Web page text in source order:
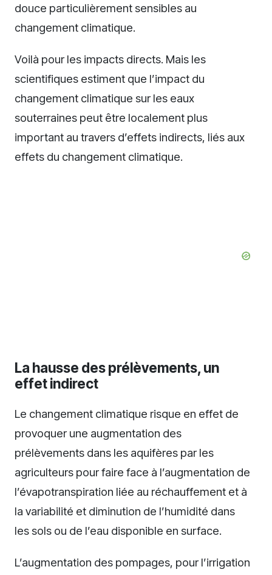
douce particulièrement sensibles au
changement climatique.
Voilà pour les impacts directs. Mais les
scientifiques estiment que l’impact du
changement climatique sur les eaux
souterraines peut être localement plus
important au travers d’effets indirects, liés aux
effets du changement climatique.
La hausse des prélèvements, un
effet indirect
Le changement climatique risque en effet de
provoquer une augmentation des
prélèvements dans les aquifères par les
agriculteurs pour faire face à l’augmentation de
l’évapotranspiration liée au réchauffement et à
la variabilité et diminution de l’humidité dans
les sols ou de l’eau disponible en surface.
L’augmentation des pompages, pour l’irrigation